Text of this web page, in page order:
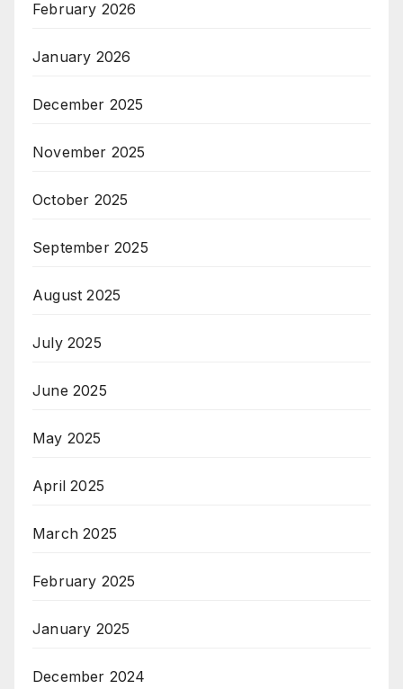
February 2026
January 2026
December 2025
November 2025
October 2025
September 2025
August 2025
July 2025
June 2025
May 2025
April 2025
March 2025
February 2025
January 2025
December 2024